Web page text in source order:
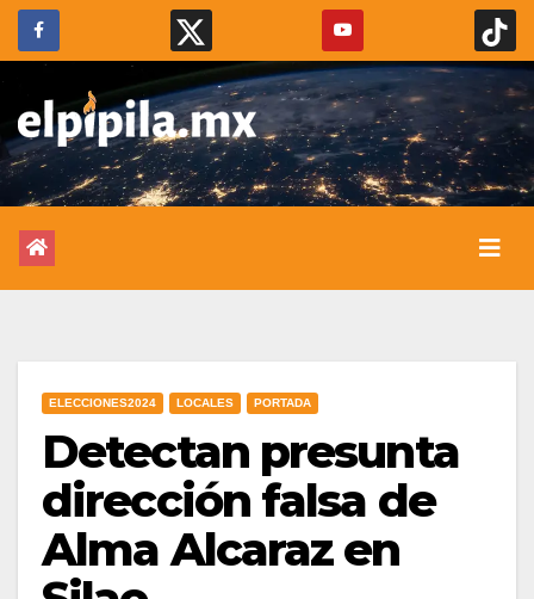
ELECCIONES2024 LOCALES PORTADA
Detectan presunta
dirección falsa de
Alma Alcaraz en